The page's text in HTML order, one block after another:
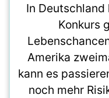
In
Konkurs
Amerika
kann es
noch mehr